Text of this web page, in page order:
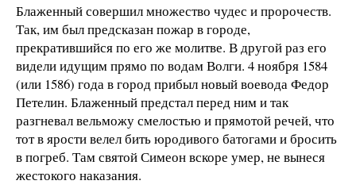
Блаженный совершил множество чудес и пророчеств.
Так, им был предсказан пожар в городе,
прекратившийся по его же молитве. В другой раз его
видели идущим прямо по водам Волги. 4 ноября 1584
(или 1586) года в город прибыл новый воевода Федор
Петелин. Блаженный предстал перед ним и так
разгневал вельможу смелостью и прямотой речей, что
тот в ярости велел бить юродивого батогами и бросить
в погреб. Там святой Симеон вскоре умер, не вынеся
жестокого наказания.